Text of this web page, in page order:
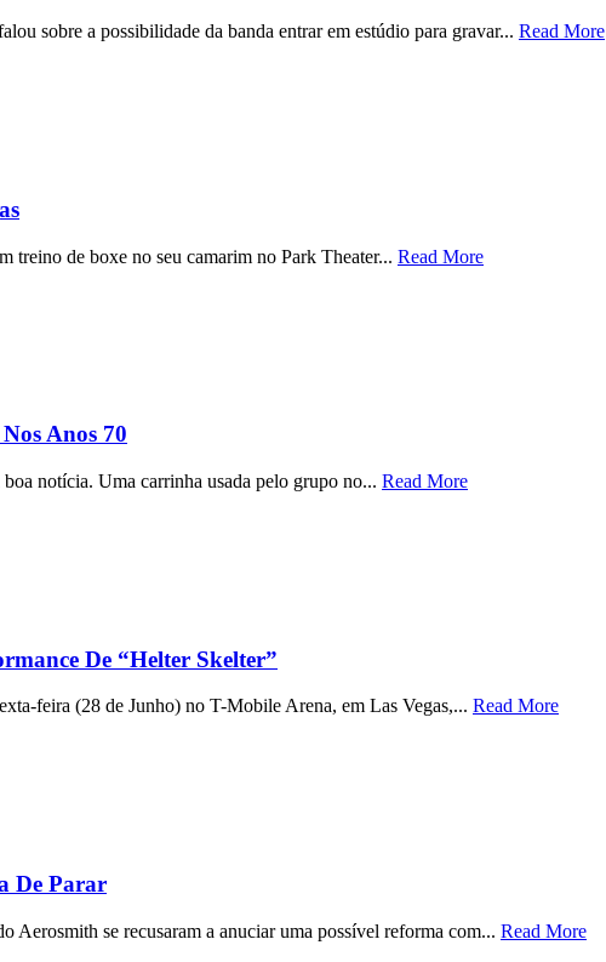
sobre a possibilidade da banda entrar em estúdio para gravar... Read More
treino de boxe no seu camarim no Park Theater... Read More
Anos 70
notícia. Uma carrinha usada pelo grupo no... Read More
De “Helter Skelter”
feira (28 de Junho) no T-Mobile Arena, em Las Vegas,... Read More
De Parar
Aerosmith se recusaram a anuciar uma possível reforma com... Read More